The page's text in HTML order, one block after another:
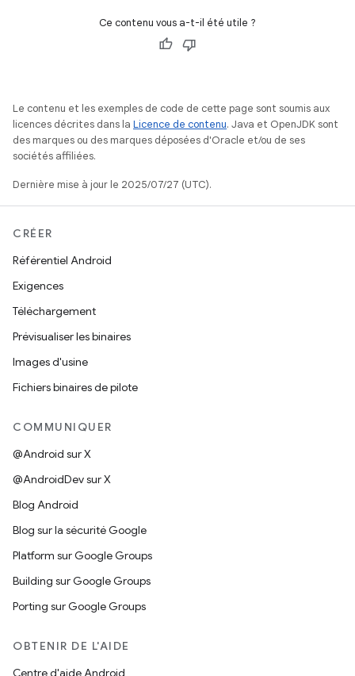
Ce contenu vous a-t-il été utile ?
Le contenu et les exemples de code de cette page sont soumis aux
licences décrites dans la Licence de contenu. Java et OpenJDK sont
des marques ou des marques déposées d'Oracle et/ou de ses
sociétés affiliées.
Dernière mise à jour le 2025/07/27 (UTC).
CRÉER
Référentiel Android
Exigences
Téléchargement
Prévisualiser les binaires
Images d'usine
Fichiers binaires de pilote
COMMUNIQUER
@Android sur X
@AndroidDev sur X
Blog Android
Blog sur la sécurité Google
Platform sur Google Groups
Building sur Google Groups
Porting sur Google Groups
OBTENIR DE L'AIDE
Centre d'aide Android